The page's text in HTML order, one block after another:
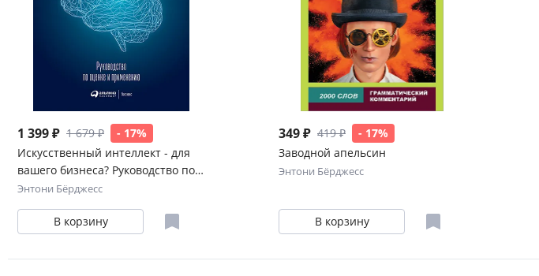
1 399 ₽ 1 679 ₽
- 17%
Искусственный интеллект - для
вашего бизнеса? Руководство по
оценке и применению
Энтони Бёрджесс
В корзину
349 ₽ 419 ₽
- 17%
Заводной апельсин
Энтони Бёрджесс
В корзину